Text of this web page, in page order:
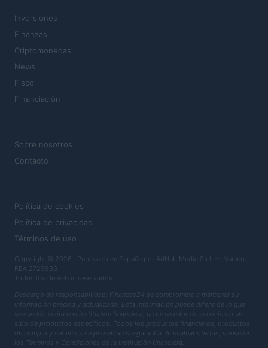
Inversiones
Finanzas
Criptomonedas
News
Fisco
Financiación
Sobre nosotros
Contacto
Política de cookies
Política de privacidad
Términos de uso
Copyright © 2026 · Publicado en España por AdHub Media S.r.l. — Número
REA 2729933
Todos los derechos reservados
Descargo de responsabilidad: Finanzas24 se compromete a mantener su
información precisa y actualizada. Esta información puede diferir de lo que
ve cuando visita una institución financiera, un proveedor de servicios o un
sitio de productos específicos. Todos los productos financieros, productos
de compra y servicios se presentan sin garantía. Al evaluar ofertas, consulte
los Términos y Condiciones de la institución financiera.